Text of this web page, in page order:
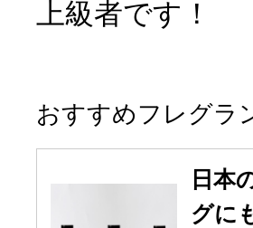
上級者です！
おすすめフレグラ
日本
グに